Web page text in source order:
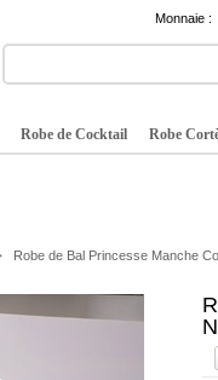
Monnaie :
Robe de Cocktail Robe
Robe de Bal Princesse Manche